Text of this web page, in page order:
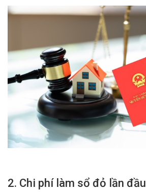
2. Chi phí làm sổ đỏ lần đầu